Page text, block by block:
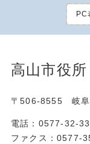
PC
高山市役所
〒506-8555 岐
電話：0577-32-
ファクス：0577-